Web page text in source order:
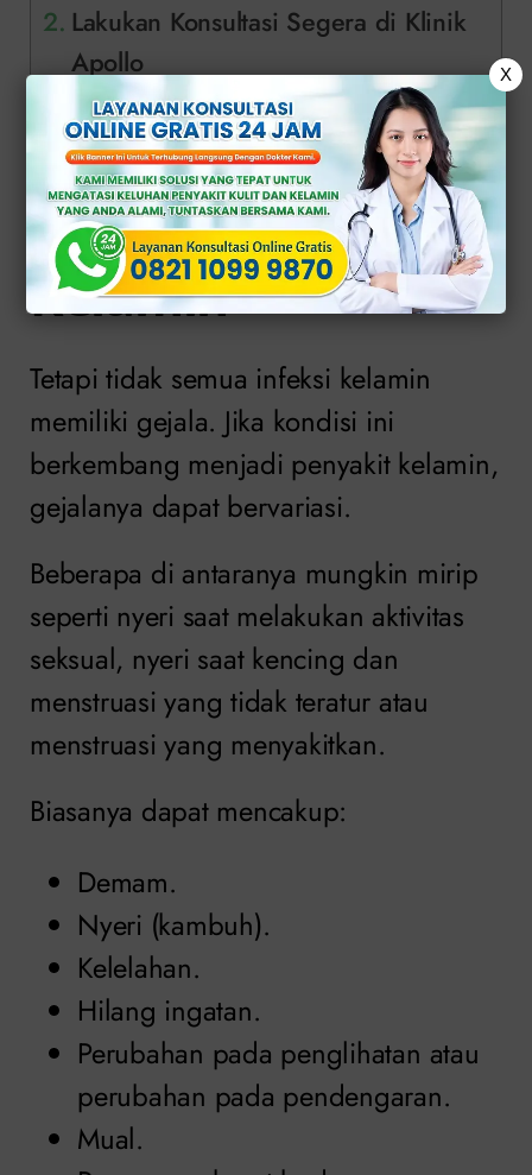
Lakukan Konsultasi Segera di Klinik
Apollo
Gejala dan
Penyebab Infeksi
Kelamin
Tetapi tidak semua infeksi kelamin
memiliki gejala. Jika kondisi ini
berkembang menjadi penyakit kelamin,
gejalanya dapat bervariasi.
Beberapa di antaranya mungkin mirip
seperti nyeri saat melakukan aktivitas
seksual, nyeri saat kencing dan
menstruasi yang tidak teratur atau
menstruasi yang menyakitkan.
Biasanya dapat mencakup:
Demam.
Nyeri (kambuh).
Kelelahan.
Hilang ingatan.
Perubahan pada penglihatan atau
perubahan pada pendengaran.
Mual.
X